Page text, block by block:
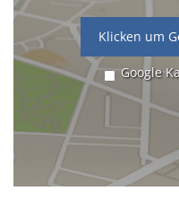
Klicken um
Google